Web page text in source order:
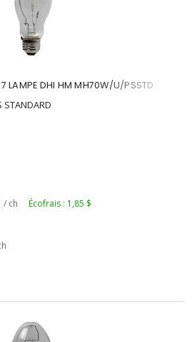
LAMPE DHI HM MH70W/U/PSSTD
STANDARD
/ ch Écofrais : 1,85 $